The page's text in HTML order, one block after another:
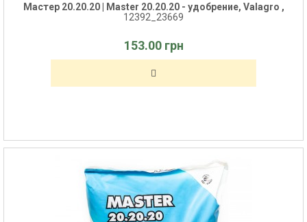
Мастер 20.20.20 | Master 20.20.20 - удобрение, Valagro ,
12392_23669
153.00 грн